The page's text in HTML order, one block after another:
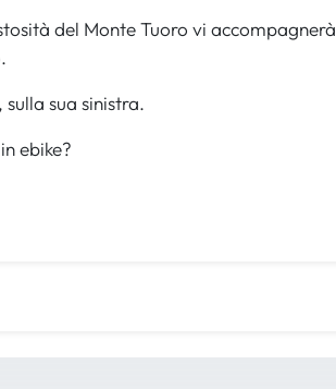
del Monte Tuoro vi accompagnerà
sua sinistra.
ebike?